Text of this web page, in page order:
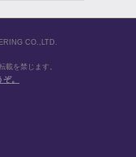
CO.,LTD.
載を禁じます。
。